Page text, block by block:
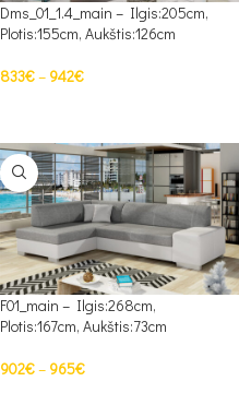
Dms_01_1.4_main – Ilgis:205cm,
Plotis:155cm, Aukštis:126cm
833€– 942€
F01_main – Ilgis:268cm,
Plotis:167cm, Aukštis:73cm
902€– 965€